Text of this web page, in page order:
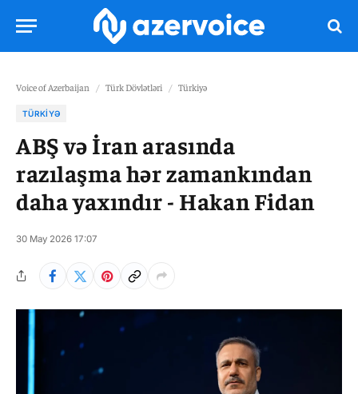
Voice of Azerbaijan / Türk Dövlətləri / Türkiyə
TÜRKIYƏ
ABŞ və İran arasında
razılaşma hər zamankından
daha yaxındır - Hakan Fidan
30 May 2026 17:07